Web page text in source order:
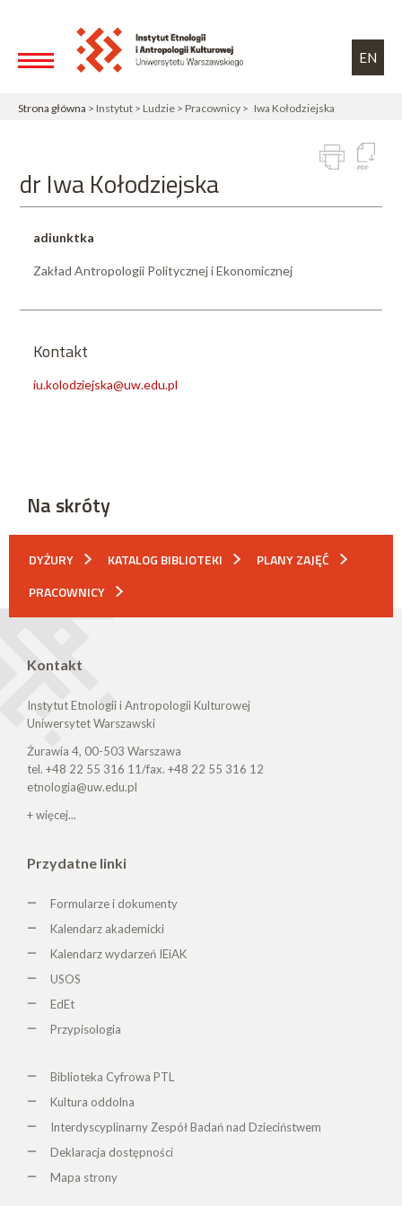
EN
Strona główna > Instytut > Ludzie > Pracownicy > Iwa Kołodziejska
dr Iwa Kołodziejska
adiunktka
Zakład Antropologii Politycznej i Ekonomicznej
Kontakt
iu.kolodziejska@uw.edu.pl
Na skróty
DYŻURY KATALOG BIBLIOTEKI
PLANY ZAJĘĆ
PRACOWNICY
Kontakt
Instytut Etnologii i Antropologii Kulturowej
Uniwersytet Warszawski
Żurawia 4, 00-503 Warszawa
tel. +48 22 55 316 11/fax. +48 22 55 316 12
etnologia@uw.edu.pl
+ więcej...
Przydatne linki
Formularze i dokumenty
Kalendarz akademicki
Kalendarz wydarzeń IEiAK
USOS
EdEt
Przypisologia
Biblioteka Cyfrowa PTL
Kultura oddolna
Interdyscyplinarny Zespół Badań nad Dzieciństwem
Deklaracja dostępności
Mapa strony